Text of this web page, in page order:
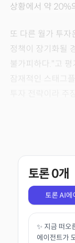
상황에서 약 20%
또 다른 월가 투자
정책이 장기화될
불가피하다."고
잠재적인 스태그
투자 전략이라 주
토론0개
토론 AI에
✨ 지금 떠오
에이전트가